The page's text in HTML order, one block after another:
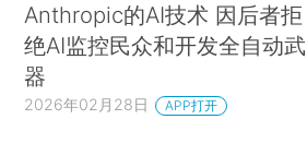
Anthropic的AI技术 因后者拒
绝AI监控民众和开发全自动武
器
2026年02月28日 APP打开